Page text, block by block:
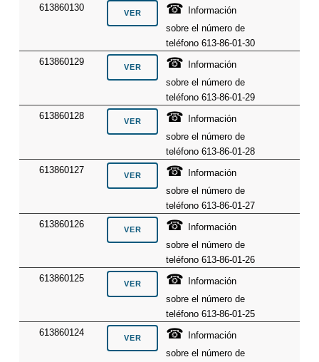
613860130
☎
Información
sobre el número de
teléfono 613-86-01-30
613860129
☎
Información
sobre el número de
teléfono 613-86-01-29
613860128
☎
Información
sobre el número de
teléfono 613-86-01-28
613860127
☎
Información
sobre el número de
teléfono 613-86-01-27
613860126
☎
Información
sobre el número de
teléfono 613-86-01-26
613860125
☎
Información
sobre el número de
teléfono 613-86-01-25
613860124
☎
Información
sobre el número de